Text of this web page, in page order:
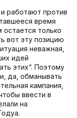
работают против
время
остается только
вот эту позицию
неважная,
идей
этих“. Поэтому
да, обманывать
кампания,
ввести в
на